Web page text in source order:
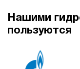
Нашими
пользуются